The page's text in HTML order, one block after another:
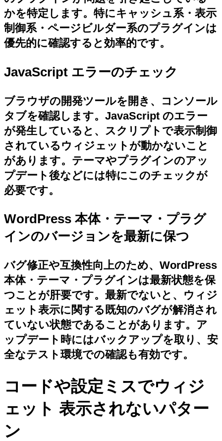
かを特定します。特にキャッシュ系・表示
制御系・ページビルダー系のプラグインは
優先的に確認すると効率的です。
JavaScript エラーのチェック
ブラウザの開発ツールを開き、コンソール
タブを確認します。JavaScript のエラー
が発生していると、スクリプトで表示制御
されているウィジェットが動かないこと
があります。テーマやプラグインのアッ
プデート後などには特にこのチェックが
必要です。
WordPress 本体・テーマ・プラグ
インのバージョンを最新に保つ
バグ修正や互換性向上のため、WordPress
本体・テーマ・プラグインは最新状態を保
つことが肝要です。最新でないと、ウィジ
ェット表示に関する既知のバグが解消され
ていない状態であることがあります。ア
ップデート時にはバックアップを取り、安
全なテスト環境での確認も有効です。
コードや設定ミスでウィジ
ェット 表示されないパター
ン